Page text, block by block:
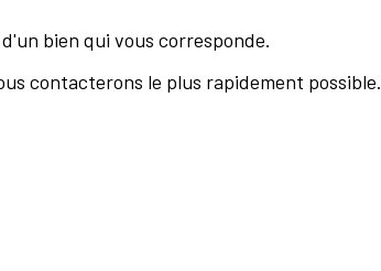
bien qui vous corresponde.
contacterons le plus rapidement possible.